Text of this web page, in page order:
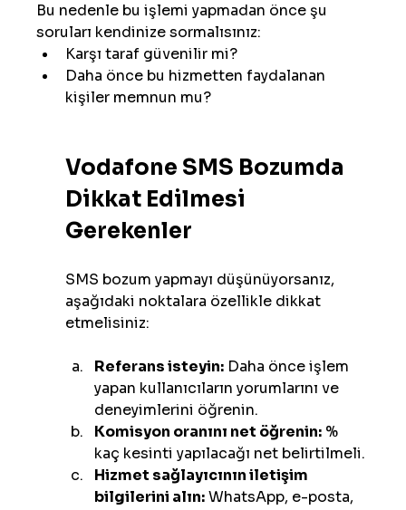
Bu nedenle bu işlemi yapmadan önce şu
soruları kendinize sormalısınız:
Karşı taraf güvenilir mi?
Daha önce bu hizmetten faydalanan
kişiler memnun mu?
Vodafone SMS Bozumda
Dikkat Edilmesi
Gerekenler
SMS bozum yapmayı düşünüyorsanız,
aşağıdaki noktalara özellikle dikkat
etmelisiniz:
Referans isteyin: Daha önce işlem
yapan kullanıcıların yorumlarını ve
deneyimlerini öğrenin.
Komisyon oranını net öğrenin: %
kaç kesinti yapılacağı net belirtilmeli.
Hizmet sağlayıcının iletişim
bilgilerini alın: WhatsApp, e-posta,